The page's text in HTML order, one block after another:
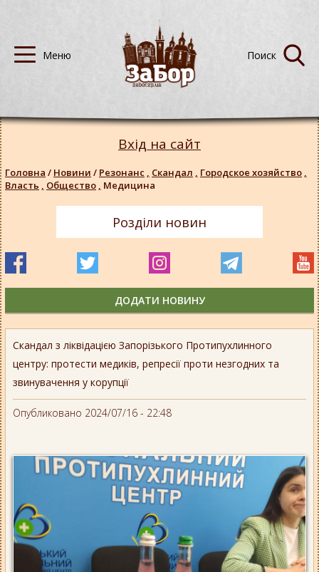
Скандал з ліквідацією Запорізького Протипухлинного
центру: протести медиків, репресії проти незгодних та
звинувачення у корупції
Опубликовано 2024/07/16 - 22:48
Вхід на сайт
Головна / Новини / Резонанс , Скандал , Городское хозяйство ,
Власть , Общество , Медицина
Розділи новин
ДОДАТИ НОВИНУ